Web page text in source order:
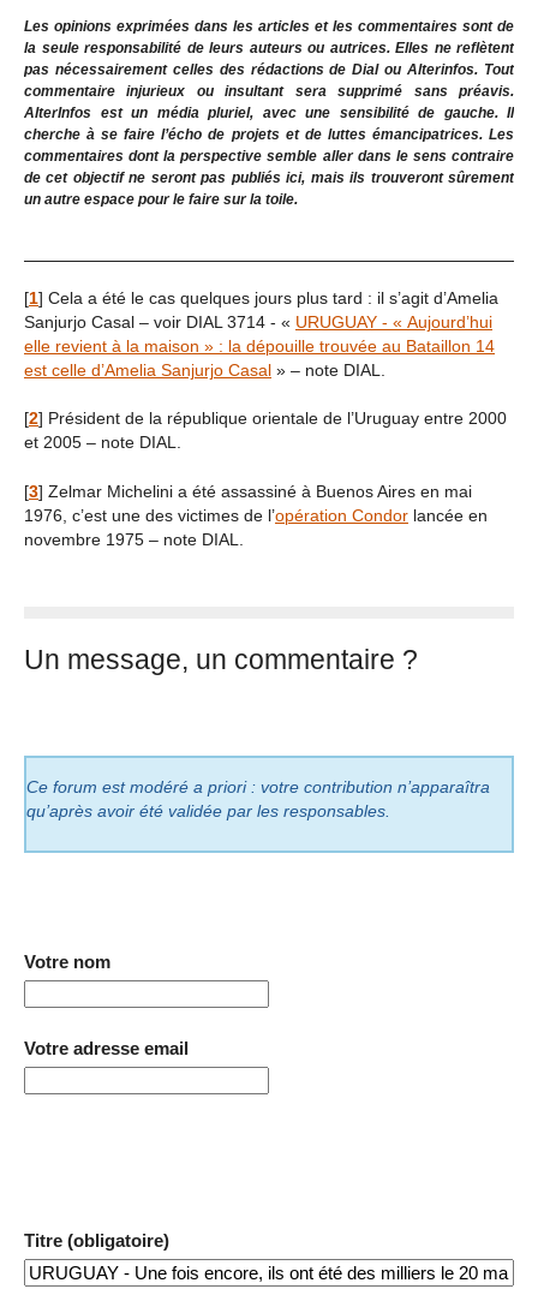
Les opinions exprimées dans les articles et les commentaires sont de
la seule responsabilité de leurs auteurs ou autrices. Elles ne reflètent
pas nécessairement celles des rédactions de Dial ou Alterinfos. Tout
commentaire injurieux ou insultant sera supprimé sans préavis.
AlterInfos est un média pluriel, avec une sensibilité de gauche. Il
cherche à se faire l’écho de projets et de luttes émancipatrices. Les
commentaires dont la perspective semble aller dans le sens contraire
de cet objectif ne seront pas publiés ici, mais ils trouveront sûrement
un autre espace pour le faire sur la toile.
[1] Cela a été le cas quelques jours plus tard : il s’agit d’Amelia
Sanjurjo Casal – voir DIAL 3714 - « URUGUAY - « Aujourd’hui
elle revient à la maison » : la dépouille trouvée au Bataillon 14
est celle d’Amelia Sanjurjo Casal » – note DIAL.
[2] Président de la république orientale de l’Uruguay entre 2000
et 2005 – note DIAL.
[3] Zelmar Michelini a été assassiné à Buenos Aires en mai
1976, c’est une des victimes de l’opération Condor lancée en
novembre 1975 – note DIAL.
Un message, un commentaire ?
Ce forum est modéré a priori : votre contribution n’apparaîtra
qu’après avoir été validée par les responsables.
Votre nom
Votre adresse email
Titre (obligatoire)